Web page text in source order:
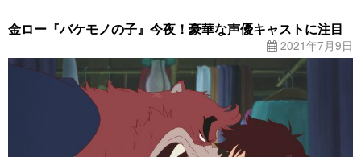
金ロー『バケモノの子』今夜！豪華な声優キャストに注目
2021年7月9日